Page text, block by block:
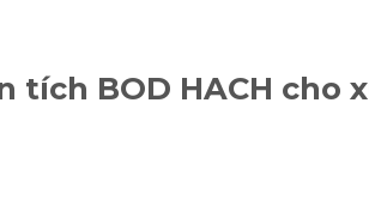
tích BOD HACH cho